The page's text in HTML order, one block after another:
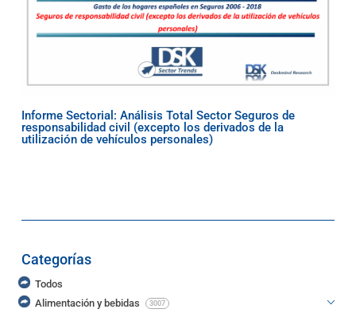
Informe Sectorial: Análisis Total Sector Seguros de
responsabilidad civil (excepto los derivados de la
utilización de vehículos personales)
Categorías
Todos
Alimentación y bebidas
3007